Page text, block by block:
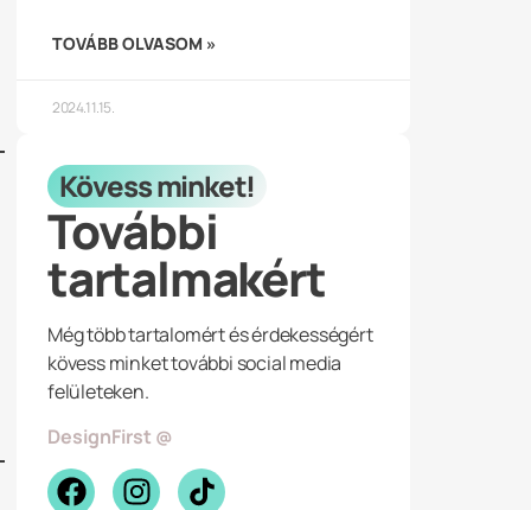
TOVÁBB OLVASOM »
2024.11.15.
Kövess minket!
További
tartalmakért
Még több tartalomért és érdekességért
kövess minket további social media
felületeken.
DesignFirst @